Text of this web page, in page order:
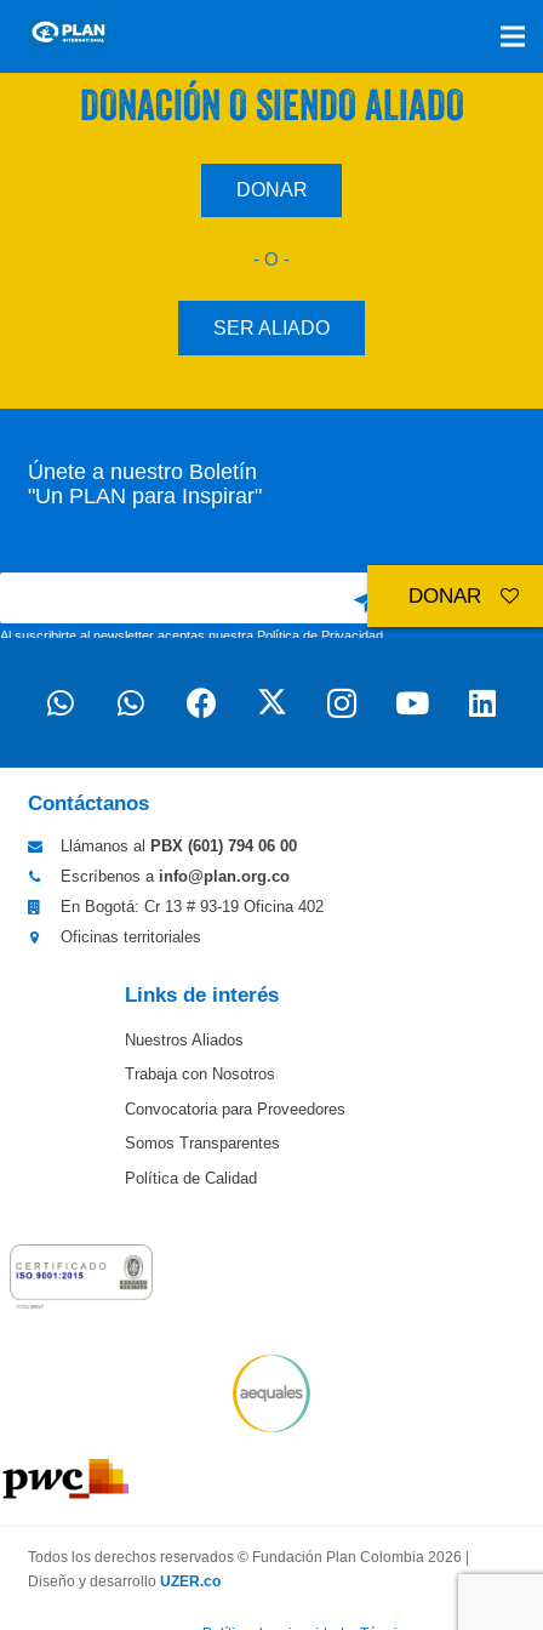
SÚMATE A NUESTRO PLAN CON UNA
DONACIÓN O SIENDO ALIADO
DONAR
- O -
SER ALIADO
Únete a nuestro Boletín
"Un PLAN para Inspirar"
Al suscribirte al newsletter aceptas nuestraPolítica de Privacidad
Contáctanos
Llámanos al PBX (601) 794 06 00
Escríbenos a info@plan.org.co
En Bogotá: Cr 13 # 93-19 Oficina 402
Oficinas territoriales
Links de interés
Nuestros Aliados
Trabaja con Nosotros
Convocatoria para Proveedores
Somos Transparentes
Política de Calidad
Todos los derechos reservados © Fundación Plan Colombia 2026 |
Diseño y desarrollo UZER.co
DONAR